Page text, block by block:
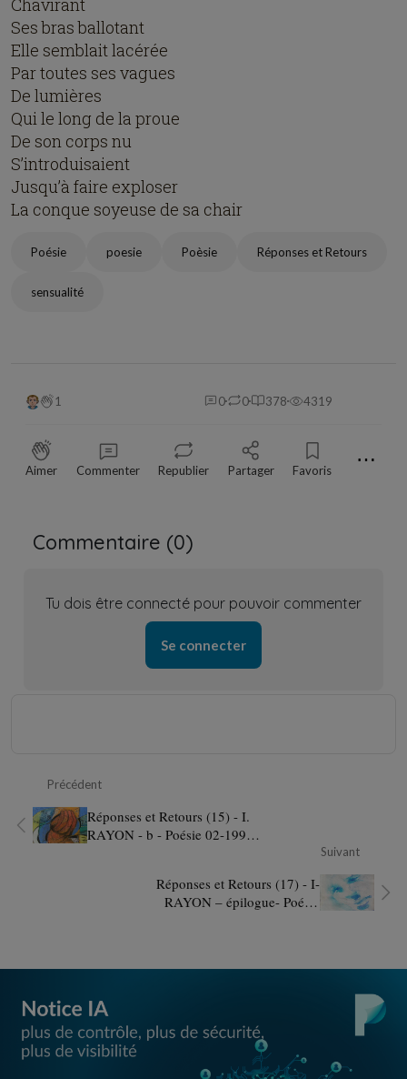
Chavirant
Ses bras ballotant
Elle semblait lacérée
Par toutes ses vagues
De lumières
Qui le long de la proue
De son corps nu
S’introduisaient
Jusqu’à faire exploser
La conque soyeuse de sa chair
Poésie poesie Poèsie Réponses et Retours
sensualité
1 0 0 378 4319
Aimer Commenter Republier Partager Favoris ⋯
Commentaire (0)
Tu dois être connecté pour pouvoir commenter
Se connecter
Précédent
Réponses et Retours (15) - I.
RAYON - b - Poésie 02-1992
Suivant
Réponses et Retours (17) - I-
RAYON – épilogue- Poésie